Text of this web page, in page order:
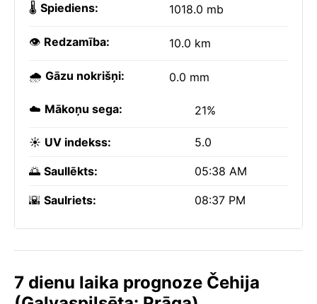
🌡️ Spiediens: 1018.0 mb
👁️ Redzamība: 10.0 km
🌧️ Gāzu nokrišņi: 0.0 mm
☁️ Mākoņu sega: 21%
☀️ UV indekss: 5.0
🌅 Saullēkts: 05:38 AM
🌇 Saulriets: 08:37 PM
7 dienu laika prognoze Čehija